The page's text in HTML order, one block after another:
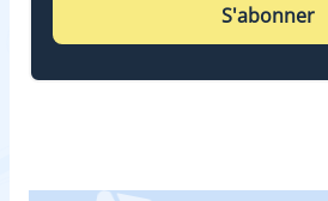
S'abonner